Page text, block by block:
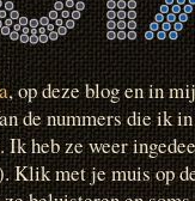
, op deze blog en in
de nummers die ik
heb ze weer
Klik met je muis op